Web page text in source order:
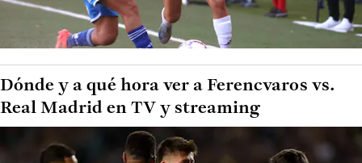
Dónde y a qué hora ver a Ferencvaros vs.
Real Madrid en TV y streaming